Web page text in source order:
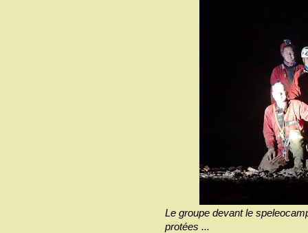
Le groupe devant le
protées ...